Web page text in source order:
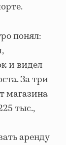
понял:
и видел
За три
магазина
тыс.,
аренду